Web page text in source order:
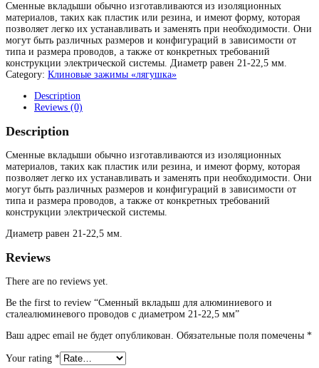
Сменные вкладыши обычно изготавливаются из изоляционных
материалов, таких как пластик или резина, и имеют форму, которая
позволяет легко их устанавливать и заменять при необходимости. Они
могут быть различных размеров и конфигураций в зависимости от
типа и размера проводов, а также от конкретных требований
конструкции электрической системы. Диаметр равен 21-22,5 мм.
Category: Клиновые зажимы «лягушка»
Description
Reviews (0)
Description
Сменные вкладыши обычно изготавливаются из изоляционных
материалов, таких как пластик или резина, и имеют форму, которая
позволяет легко их устанавливать и заменять при необходимости. Они
могут быть различных размеров и конфигураций в зависимости от
типа и размера проводов, а также от конкретных требований
конструкции электрической системы.
Диаметр равен 21-22,5 мм.
Reviews
There are no reviews yet.
Be the first to review “Сменный вкладыш для алюминиевого и
сталеалюминевого проводов с диаметром 21-22,5 мм”
Ваш адрес email не будет опубликован. Обязательные поля помечены *
Your rating *